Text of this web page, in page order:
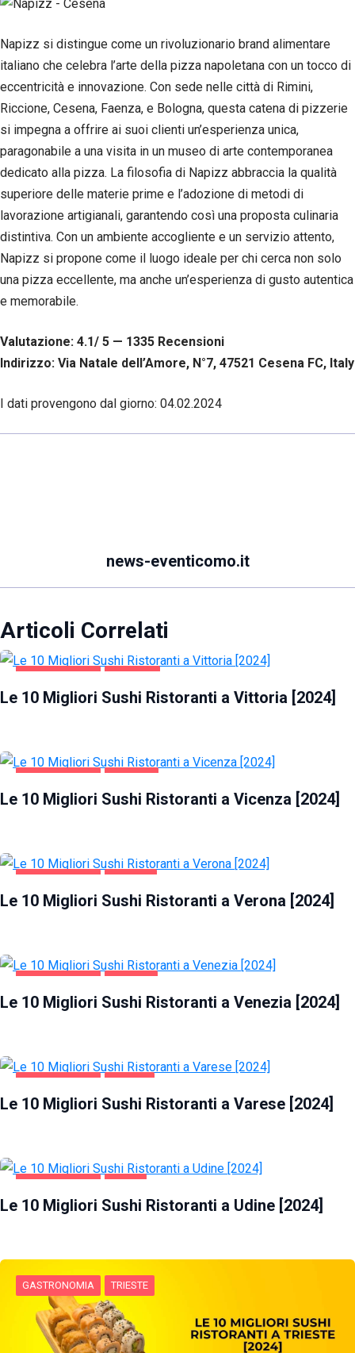
Napizz si distingue come un rivoluzionario brand alimentare
italiano che celebra l’arte della pizza napoletana con un tocco di
eccentricità e innovazione. Con sede nelle città di Rimini,
Riccione, Cesena, Faenza, e Bologna, questa catena di pizzerie
si impegna a offrire ai suoi clienti un’esperienza unica,
paragonabile a una visita in un museo di arte contemporanea
dedicato alla pizza. La filosofia di Napizz abbraccia la qualità
superiore delle materie prime e l’adozione di metodi di
lavorazione artigianali, garantendo così una proposta culinaria
distintiva. Con un ambiente accogliente e un servizio attento,
Napizz si propone come il luogo ideale per chi cerca non solo
una pizza eccellente, ma anche un’esperienza di gusto autentica
e memorabile.
Valutazione: 4.1/ 5 — 1335 Recensioni
Indirizzo: Via Natale dell’Amore, N°7, 47521 Cesena FC, Italy
I dati provengono dal giorno: 04.02.2024
news-eventicomo.it
Articoli Correlati
Le 10 Migliori Sushi Ristoranti a Vittoria [2024]
Le 10 Migliori Sushi Ristoranti a Vicenza [2024]
Le 10 Migliori Sushi Ristoranti a Verona [2024]
Le 10 Migliori Sushi Ristoranti a Venezia [2024]
Le 10 Migliori Sushi Ristoranti a Varese [2024]
Le 10 Migliori Sushi Ristoranti a Udine [2024]
GASTRONOMIA TRIESTE